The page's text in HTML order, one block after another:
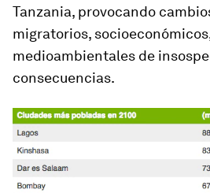
Tanzania, provocando
migratorios,
medioambientales de
consecuencias.